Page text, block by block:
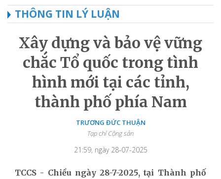
THÔNG TIN LÝ LUẬN
Xây dựng và bảo vệ vững
chắc Tổ quốc trong tình
hình mới tại các tỉnh,
thành phố phía Nam
TRƯƠNG ĐỨC THUẬN
Tạp chí Cộng sản
21:59, ngày 28-07-2025
TCCS - Chiều ngày 28-7-2025, tại Thành phố